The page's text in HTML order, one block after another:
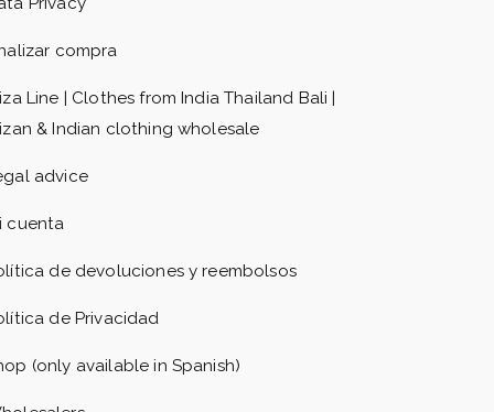
compra
Line | Clothes from India Thailand Bali |
& Indian clothing wholesale
advice
cuenta
de devoluciones y reembolsos
de Privacidad
(only available in Spanish)